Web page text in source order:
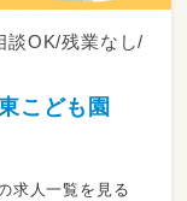
談OK/残業なし/
こども園
求人一覧を見る